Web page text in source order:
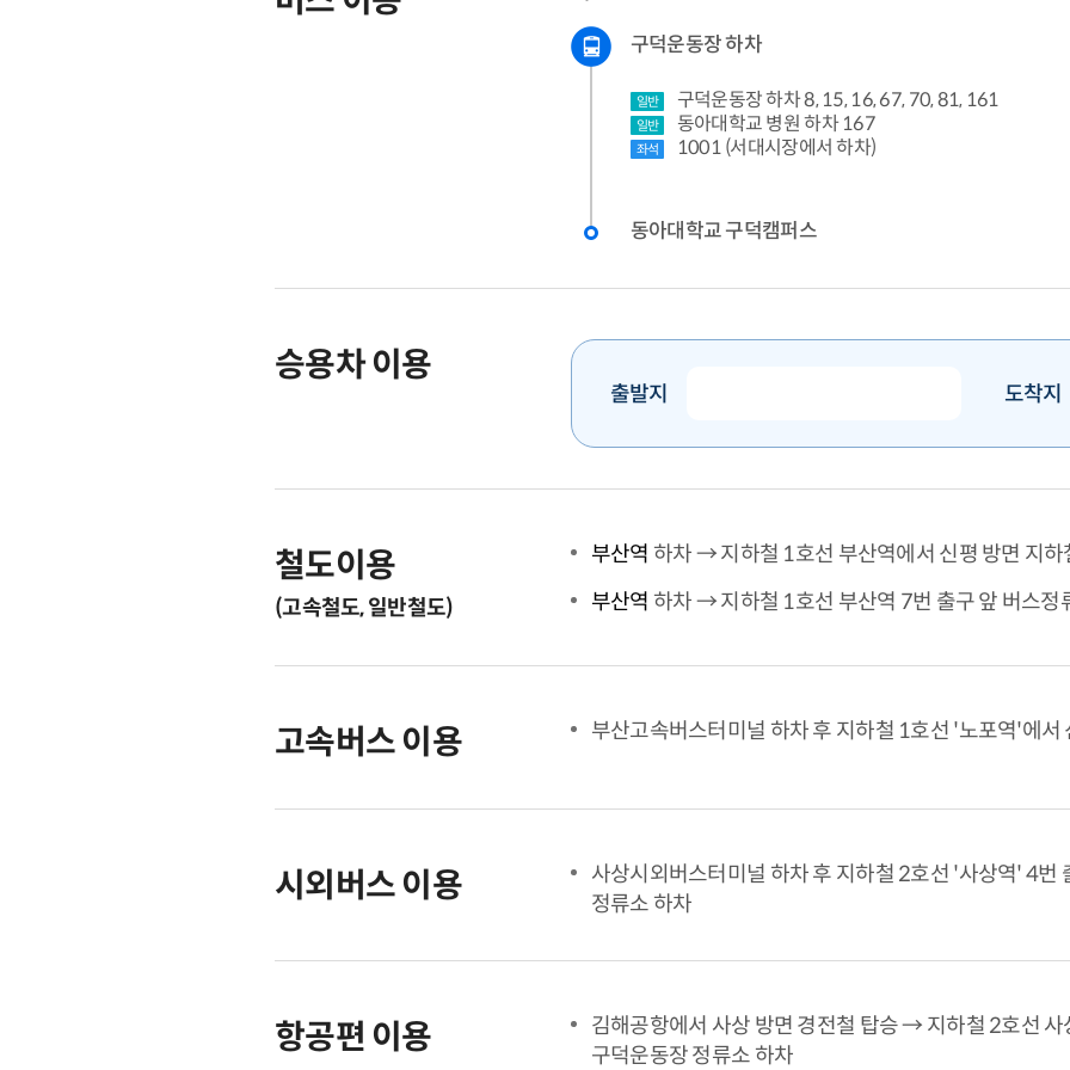
구덕운동장 하차
일반 구덕운동장 하차 8, 15, 16, 67, 70, 81, 161
일반 동아대학교 병원 하차 167
좌석 1001 (서대시장에서 하차)
동아대학교 구덕캠퍼스
승용차 이용
출발지 도착지
철도이용
(고속철도, 일반철도)
부산역 하차 → 지하철 1호선 부산역에서 신평 방면 지
부산역 하차 → 지하철 1호선 부산역 7번 출구 앞 버스
고속버스 이용 부산고속버스터미널 하차 후 지하철 1호선 '노포역'에
시외버스 이용
사상시외버스터미널 하차 후 지하철 2호선 '사상역' 4
정류소 하차
항공편 이용
김해공항에서 사상 방면 경전철 탑승 → 지하철 2호선
구덕운동장 정류소 하차